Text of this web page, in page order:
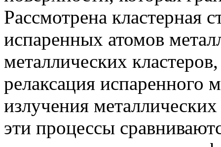
Рассмотрена кластерная
испаренных атомов
металлических
релаксация испаренного
излучения
эти процессы